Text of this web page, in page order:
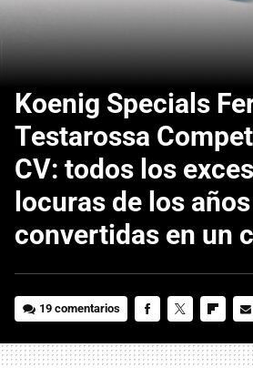
Koenig Specials
Testarossa
CV: todos los
locuras de los
convertidas en un
19 comentarios